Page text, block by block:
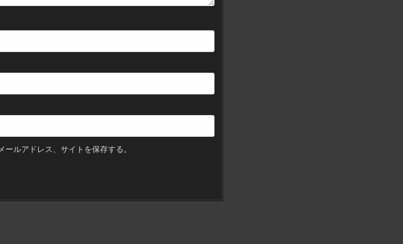
ルアドレス、サイトを保存する。